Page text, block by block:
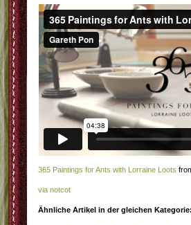
365 Paintings for Ants with Lorraine Loots
via notcot
Ähnliche Artikel in der gleichen Kategorie: